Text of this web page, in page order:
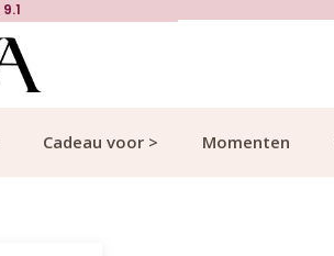
Cadeau voor > Momenten